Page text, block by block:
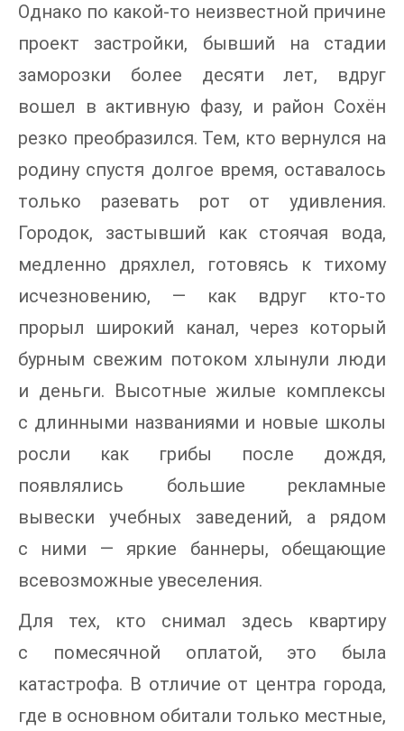
Однако по какой-то неизвестной причине
проект застройки, бывший на стадии
заморозки более десяти лет, вдруг
вошел в активную фазу, и район Сохён
резко преобразился. Тем, кто вернулся на
родину спустя долгое время, оставалось
только разевать рот от удивления.
Городок, застывший как стоячая вода,
медленно дряхлел, готовясь к тихому
исчезновению, — как вдруг кто-то
прорыл широкий канал, через который
бурным свежим потоком хлынули люди
и деньги. Высотные жилые комплексы
с длинными названиями и новые школы
росли как грибы после дождя,
появлялись большие рекламные
вывески учебных заведений, а рядом
с ними — яркие баннеры, обещающие
всевозможные увеселения.
Для тех, кто снимал здесь квартиру
с помесячной оплатой, это была
катастрофа. В отличие от центра города,
где в основном обитали только местные,